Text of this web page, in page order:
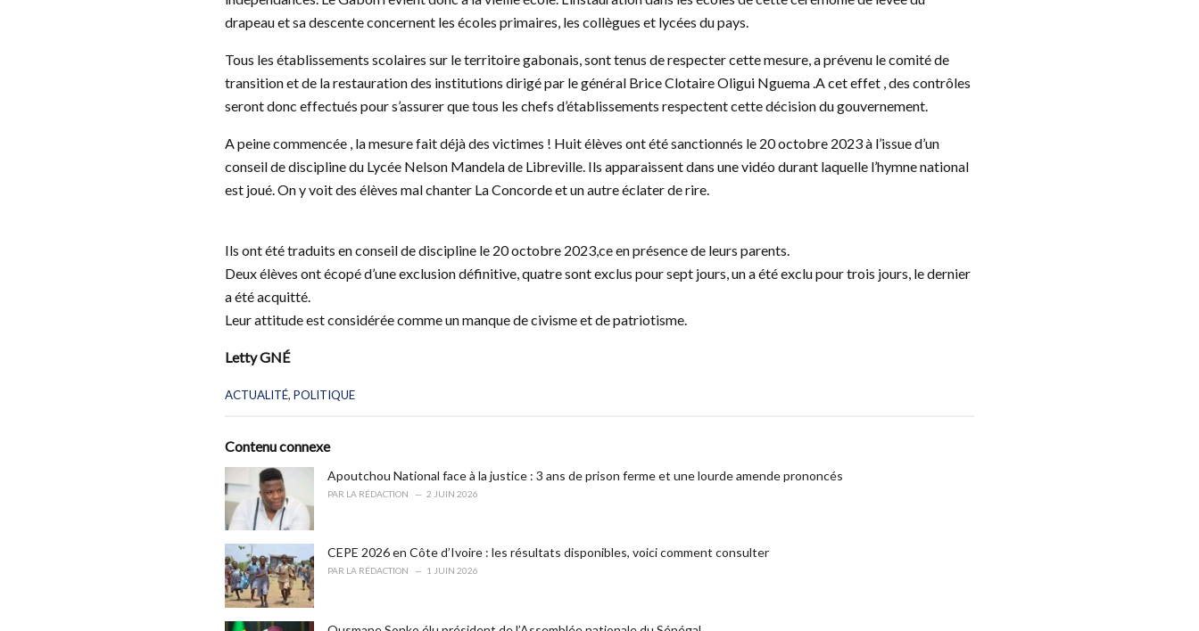
drapeau et sa descente concernent les écoles primaires, les collègues et lycées du pays.
Tous les établissements scolaires sur le territoire gabonais, sont tenus de respecter cette mesure, a prévenu le comité de
transition et de la restauration des institutions dirigé par le général Brice Clotaire Oligui Nguema .A cet effet , des contrôles
seront donc effectués pour s’assurer que tous les chefs d’établissements respectent cette décision du gouvernement.
A peine commencée , la mesure fait déjà des victimes ! Huit élèves ont été sanctionnés le 20 octobre 2023 à l’issue d’un
conseil de discipline du Lycée Nelson Mandela de Libreville. Ils apparaissent dans une vidéo durant laquelle l’hymne national
est joué. On y voit des élèves mal chanter La Concorde et un autre éclater de rire.
Ils ont été traduits en conseil de discipline le 20 octobre 2023,ce en présence de leurs parents.
Deux élèves ont écopé d’une exclusion définitive, quatre sont exclus pour sept jours, un a été exclu pour trois jours, le dernier
a été acquitté.
Leur attitude est considérée comme un manque de civisme et de patriotisme.
Letty GNÉ
C
e
r
e
:
ACTUALITÉ, POLITIQUE
Contenu connexe
Apoutchou National face à la justice : 3 ans de prison ferme et une lourde amende prononcés
PAR LA RÉDACTION 2 JUIN 2026
CEPE 2026 en Côte d’Ivoire : les résultats disponibles, voici comment consulter
PAR LA RÉDACTION 1 JUIN 2026